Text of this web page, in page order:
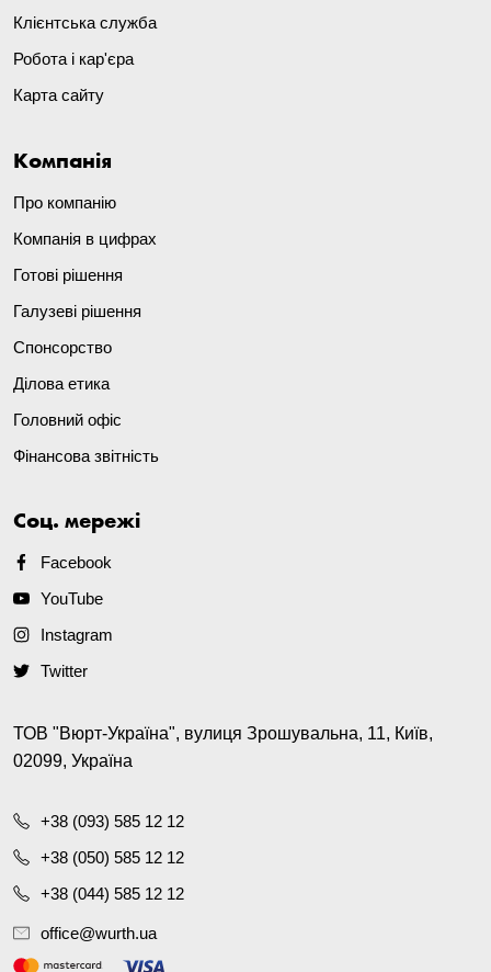
Клієнтська служба
Робота і кар'єра
Карта сайту
Компанія
Про компанію
Компанія в цифрах
Готові рішення
Галузеві рішення
Спонсорство
Ділова етика
Головний офіс
Фінансова звітність
Соц. мережі
Facebook
YouTube
Instagram
Twitter
ТОВ "Вюрт-Україна", вулиця Зрошувальна, 11, Київ,
02099, Україна
+38 (093) 585 12 12
+38 (050) 585 12 12
+38 (044) 585 12 12
office@wurth.ua